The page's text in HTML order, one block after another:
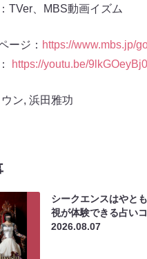
TVer、MBS動画イズム
ージ： https://www.mbs.jp/
https://youtu.be/
ン, 浜田雅功
シークエンスはやと
視が体験できる占い
2026.08.07